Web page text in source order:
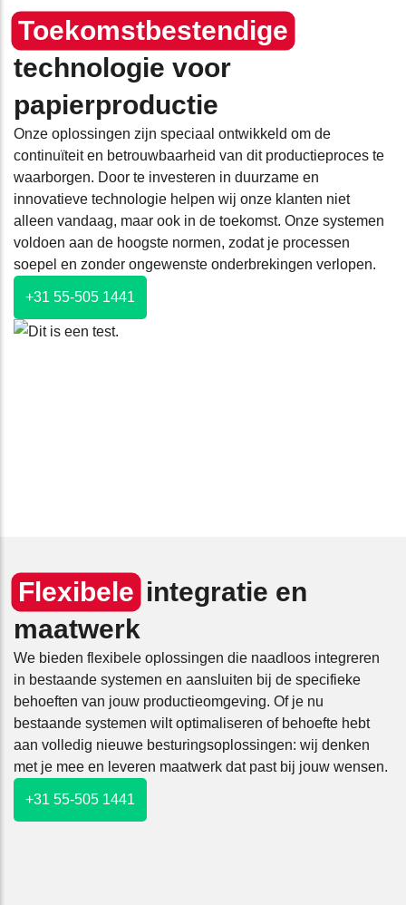
Toekomstbestendige
technologie voor
papierproductie
Onze oplossingen zijn speciaal ontwikkeld om de
continuïteit en betrouwbaarheid van dit productieproces te
waarborgen. Door te investeren in duurzame en
innovatieve technologie helpen wij onze klanten niet
alleen vandaag, maar ook in de toekomst. Onze systemen
voldoen aan de hoogste normen, zodat je processen
soepel en zonder ongewenste onderbrekingen verlopen.
+31 55-505 1441
Flexibele integratie en
maatwerk
We bieden flexibele oplossingen die naadloos integreren
in bestaande systemen en aansluiten bij de specifieke
behoeften van jouw productieomgeving. Of je nu
bestaande systemen wilt optimaliseren of behoefte hebt
aan volledig nieuwe besturingsoplossingen: wij denken
met je mee en leveren maatwerk dat past bij jouw wensen.
+31 55-505 1441